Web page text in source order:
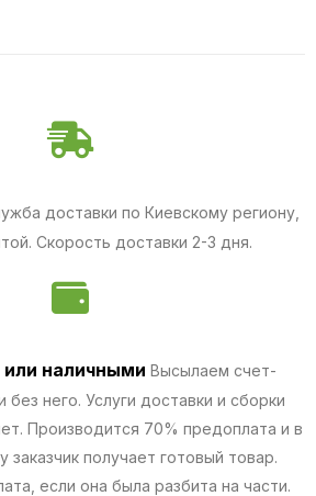
доставки по Киевскому региону,
Скорость доставки 2-3 дня.
или наличными Высылаем счет-
него. Услуги доставки и сборки
Производится 70% предоплата и в
заказчик получает готовый товар.
если она была разбита на части.